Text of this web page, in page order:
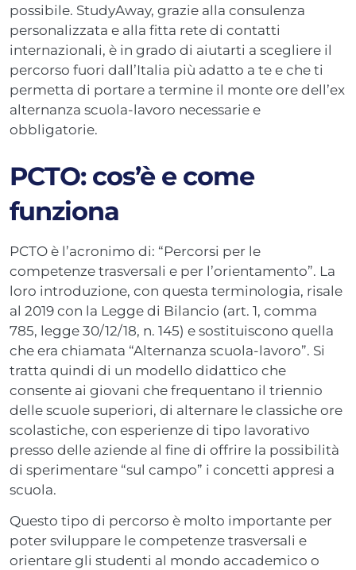
possibile. StudyAway, grazie alla consulenza
personalizzata e alla fitta rete di contatti
internazionali, è in grado di aiutarti a scegliere il
percorso fuori dall’Italia più adatto a te e che ti
permetta di portare a termine il monte ore dell’ex
alternanza scuola-lavoro necessarie e
obbligatorie.
PCTO: cos’è e come
funziona
PCTO è l’acronimo di: “Percorsi per le
competenze trasversali e per l’orientamento”. La
loro introduzione, con questa terminologia, risale
al 2019 con la Legge di Bilancio (art. 1, comma
785, legge 30/12/18, n. 145) e sostituiscono quella
che era chiamata “Alternanza scuola-lavoro”. Si
tratta quindi di un modello didattico che
consente ai giovani che frequentano il triennio
delle scuole superiori, di alternare le classiche ore
scolastiche, con esperienze di tipo lavorativo
presso delle aziende al fine di offrire la possibilità
di sperimentare “sul campo” i concetti appresi a
scuola.
Questo tipo di percorso è molto importante per
poter sviluppare le competenze trasversali e
orientare gli studenti al mondo accademico o